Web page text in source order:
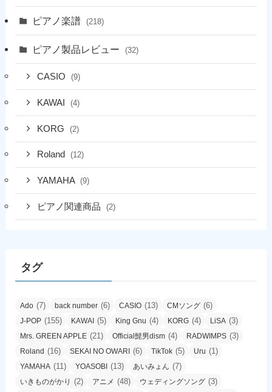
ピアノ楽譜 (218)
ピアノ製品レビュー (32)
CASIO (9)
KAWAI (4)
KORG (2)
Roland (12)
YAMAHA (9)
ピアノ関連商品 (2)
タグ
Ado (7) back number (6) CASIO (13) CMソング (6)
J-POP (155) KAWAI (5) King Gnu (4) KORG (4) LiSA (3)
Mrs. GREEN APPLE (21) Official髭男dism (4) RADWIMPS (3)
Roland (16) SEKAI NO OWARI (6) TikTok (5) Uru (1)
YAMAHA (11) YOASOBI (13) あいみょん (7)
いきものがかり (2) アニメ (48) ウェディングソング (3)